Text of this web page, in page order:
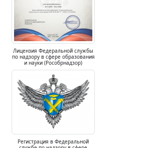
Лицензия Федеральной службы
по надзору в сфере образования
и науки (Рособрнадзор)
Регистрация в Федеральной